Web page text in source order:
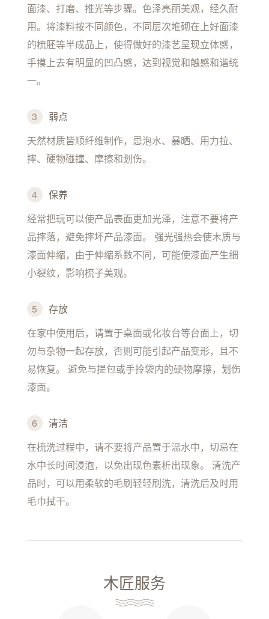
面漆、打磨、推光等步骤。色泽亮丽美观，经久耐
用。将漆料按不同颜色，不同层次堆砌在上好面漆
的梳胚等半成品上，使得做好的漆艺呈现立体感，
手摸上去有明显的凹凸感，达到视觉和触感和谐统
一。
3
弱点
天然材质皆顺纤维制作，忌泡水、暴晒、用力拉、
摔、硬物碰撞、摩擦和划伤。
4
保养
经常把玩可以使产品表面更加光泽，注意不要将产
品摔落，避免摔坏产品漆面。 强光强热会使木质与
漆面伸缩，由于伸缩系数不同，可能使漆面产生细
小裂纹，影响梳子美观。
5
存放
在家中使用后，请置于桌面或化妆台等台面上，切
勿与杂物一起存放，否则可能引起产品变形，且不
易恢复。 避免与提包或手拎袋内的硬物摩擦，划伤
漆面。
6
清洁
在梳洗过程中，请不要将产品置于温水中，切忌在
水中长时间浸泡，以免出现色素析出现象。 清洗产
品时，可以用柔软的毛刷轻轻刷洗，清洗后及时用
毛巾拭干。
木匠服务